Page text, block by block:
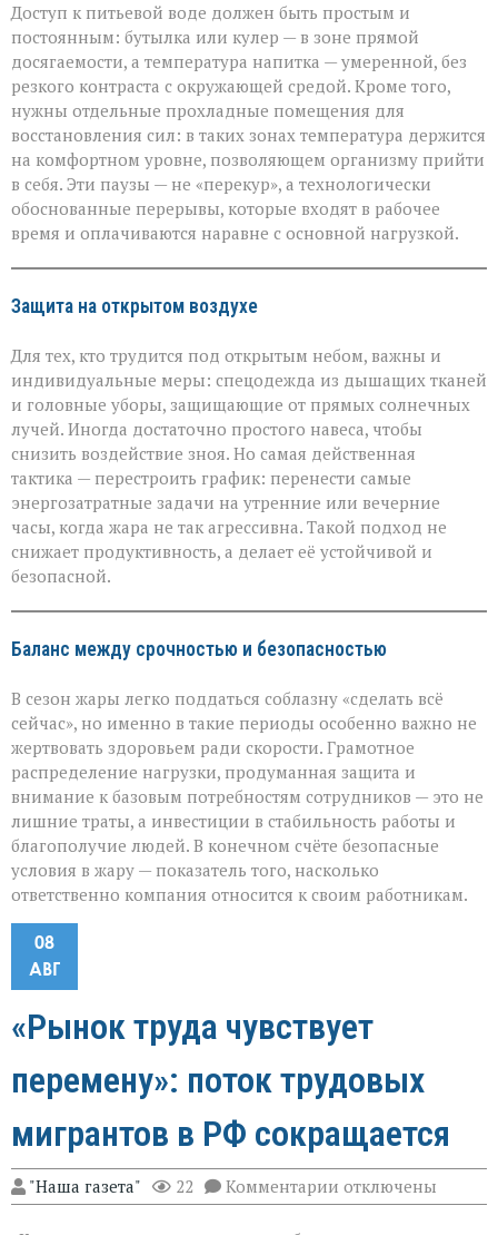
Доступ к питьевой воде должен быть простым и
постоянным: бутылка или кулер — в зоне прямой
досягаемости, а температура напитка — умеренной, без
резкого контраста с окружающей средой. Кроме того,
нужны отдельные прохладные помещения для
восстановления сил: в таких зонах температура держится
на комфортном уровне, позволяющем организму прийти
в себя. Эти паузы — не «перекур», а технологически
обоснованные перерывы, которые входят в рабочее
время и оплачиваются наравне с основной нагрузкой.
Защита на открытом воздухе
Для тех, кто трудится под открытым небом, важны и
индивидуальные меры: спецодежда из дышащих тканей
и головные уборы, защищающие от прямых солнечных
лучей. Иногда достаточно простого навеса, чтобы
снизить воздействие зноя. Но самая действенная
тактика — перестроить график: перенести самые
энергозатратные задачи на утренние или вечерние
часы, когда жара не так агрессивна. Такой подход не
снижает продуктивность, а делает её устойчивой и
безопасной.
Баланс между срочностью и безопасностью
В сезон жары легко поддаться соблазну «сделать всё
сейчас», но именно в такие периоды особенно важно не
жертвовать здоровьем ради скорости. Грамотное
распределение нагрузки, продуманная защита и
внимание к базовым потребностям сотрудников — это не
лишние траты, а инвестиции в стабильность работы и
благополучие людей. В конечном счёте безопасные
условия в жару — показатель того, насколько
ответственно компания относится к своим работникам.
08
АВГ
«Рынок труда чувствует
перемену»: поток трудовых
мигрантов в РФ сокращается
"Наша газета" 22 Комментарии к
записи
отключены